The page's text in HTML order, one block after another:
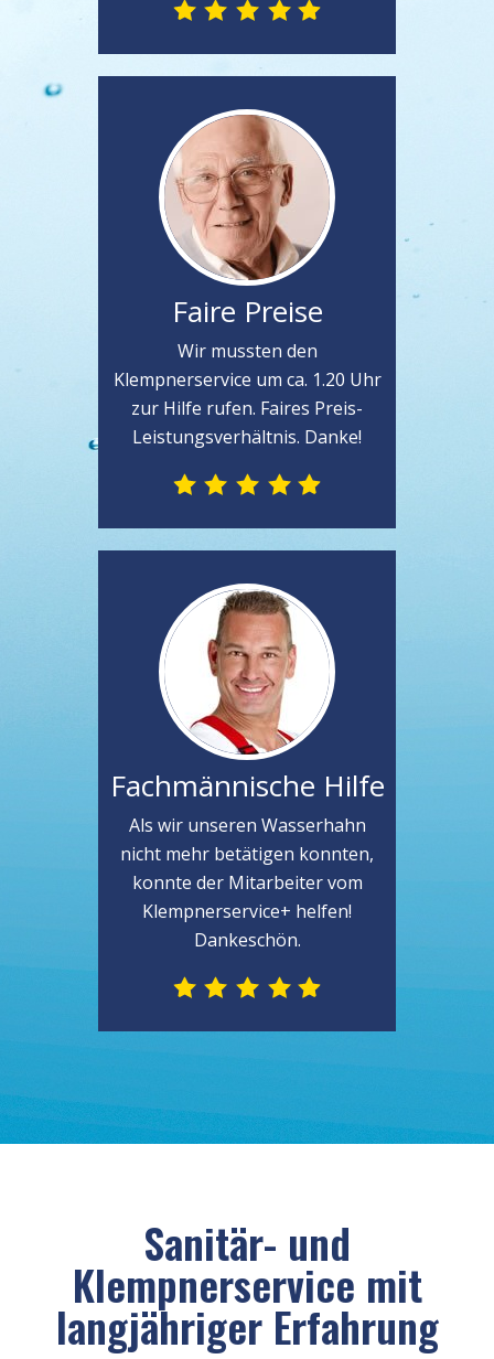
Faire Preise
Wir mussten den
Klempnerservice um ca. 1.20 Uhr
zur Hilfe rufen. Faires Preis-
Leistungsverhältnis. Danke!
Fachmännische Hilfe
Als wir unseren Wasserhahn
nicht mehr betätigen konnten,
konnte der Mitarbeiter vom
Klempnerservice+ helfen!
Dankeschön.
Sanitär- und
Klempnerservice mit
langjähriger Erfahrung